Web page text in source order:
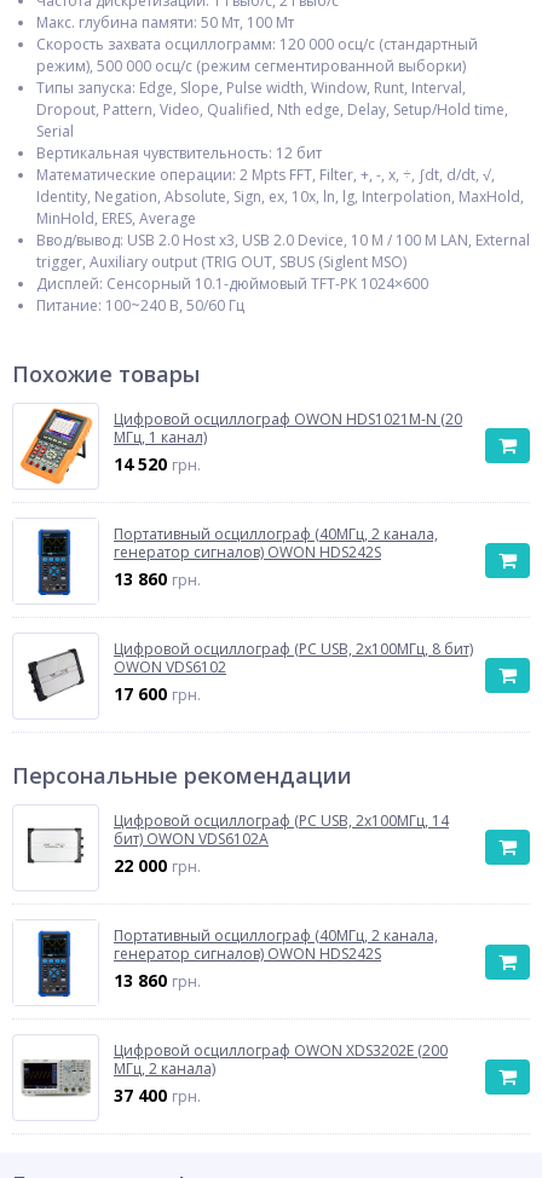
Макс. глубина памяти: 50 Мт, 100 Мт
Скорость захвата осциллограмм: 120 000 осц/с (стандартный
режим), 500 000 осц/с (режим сегментированной выборки)
Типы запуска: Edge, Slope, Pulse width, Window, Runt, Interval,
Dropout, Pattern, Video, Qualified, Nth edge, Delay, Setup/Hold time,
Serial
Вертикальная чувствительность: 12 бит
Математические операции: 2 Mpts FFT, Filter, +, -, x, ÷, ∫dt, d/dt, √,
Identity, Negation, Absolute, Sign, ex, 10x, ln, lg, Interpolation, MaxHold,
MinHold, ERES, Average
Ввод/вывод: USB 2.0 Host x3, USB 2.0 Device, 10 M / 100 M LAN, External
trigger, Auxiliary output (TRIG OUT, SBUS (Siglent MSO)
Дисплей: Cенсорный 10.1-дюймовый TFT-РК 1024×600
Питание: 100~240 В, 50/60 Гц
Похожие товары
Цифровой осциллограф OWON HDS1021M-N (20
МГц, 1 канал)
14 520 грн.
Портативный осциллограф (40МГц, 2 канала,
генератор сигналов) OWON HDS242S
13 860 грн.
Цифровой осциллограф (PC USB, 2x100МГц, 8 бит)
OWON VDS6102
17 600 грн.
Персональные рекомендации
Цифровой осциллограф (PC USB, 2x100МГц, 14
бит) OWON VDS6102A
22 000 грн.
Портативный осциллограф (40МГц, 2 канала,
генератор сигналов) OWON HDS242S
13 860 грн.
Цифровой осциллограф OWON XDS3202E (200
МГц, 2 канала)
37 400 грн.